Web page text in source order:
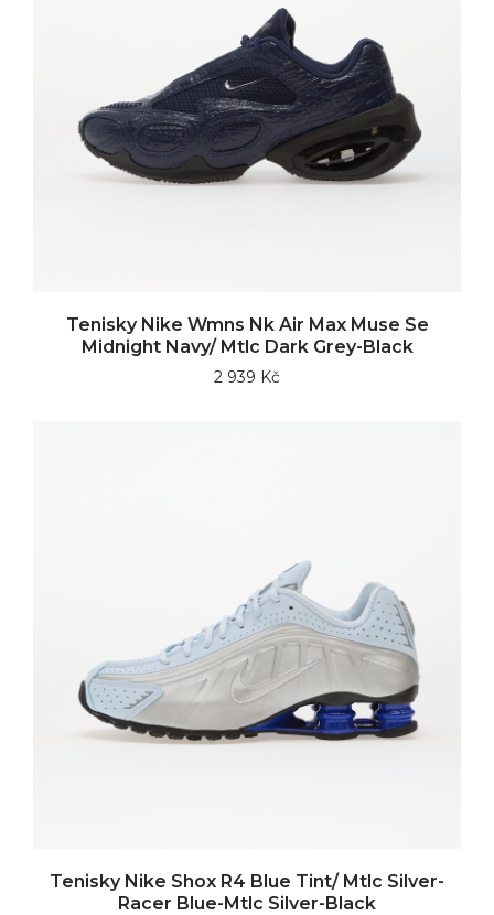
Tenisky Nike Wmns Nk Air Max Muse Se
Midnight Navy/ Mtlc Dark Grey-Black
2 939 Kč
Tenisky Nike Shox R4 Blue Tint/ Mtlc Silver-
Racer Blue-Mtlc Silver-Black